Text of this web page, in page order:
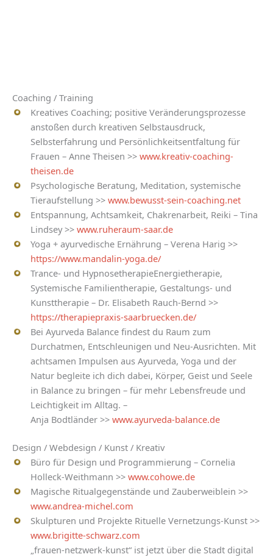
Coaching / Training
Kreatives Coaching; positive Veränderungsprozesse
anstoßen durch kreativen Selbstausdruck,
Selbsterfahrung und Persönlichkeitsentfaltung für
Frauen – Anne Theisen >> www.kreativ-coaching-
theisen.de
Psychologische Beratung, Meditation, systemische
Tieraufstellung >> www.bewusst-sein-coaching.net
Entspannung, Achtsamkeit, Chakrenarbeit, Reiki – Tina
Lindsey >> www.ruheraum-saar.de
Yoga + ayurvedische Ernährung – Verena Harig >>
https://www.mandalin-yoga.de/
Trance- und HypnosetherapieEnergietherapie,
Systemische Familientherapie, Gestaltungs- und
Kunsttherapie – Dr. Elisabeth Rauch-Bernd >>
https://therapiepraxis-saarbruecken.de/
Bei Ayurveda Balance findest du Raum zum
Durchatmen, Entschleunigen und Neu-Ausrichten. Mit
achtsamen Impulsen aus Ayurveda, Yoga und der
Natur begleite ich dich dabei, Körper, Geist und Seele
in Balance zu bringen – für mehr Lebensfreude und
Leichtigkeit im Alltag. –
Anja Bodtländer >> www.ayurveda-balance.de
Design / Webdesign / Kunst / Kreativ
Büro für Design und Programmierung – Cornelia
Holleck-Weithmann >> www.cohowe.de
Magische Ritualgegenstände und Zauberweiblein >>
www.andrea-michel.com
Skulpturen und Projekte Rituelle Vernetzungs-Kunst >>
www.brigitte-schwarz.com
„frauen-netzwerk-kunst“ ist jetzt über die Stadt digital